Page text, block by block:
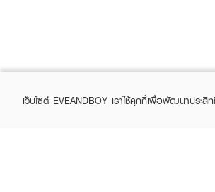
เว็บไซต์ EVEANDBOY เราใช้คุกกี้เพื่อพัฒนาประ